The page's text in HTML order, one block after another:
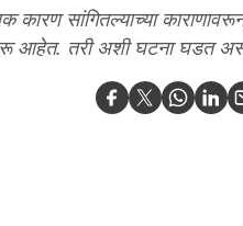
सांगितल्याच्या
सुरू आहेत. तरी अशी घटना घडत